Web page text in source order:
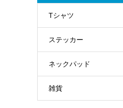
Tシャツ
ステッカー
ネックパッド
雑貨